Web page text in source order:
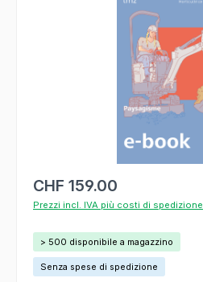
CHF 159.00
Prezzi incl. IVA più costi di spedizione
> 500 disponibile a magazzino
Senza spese di spedizione